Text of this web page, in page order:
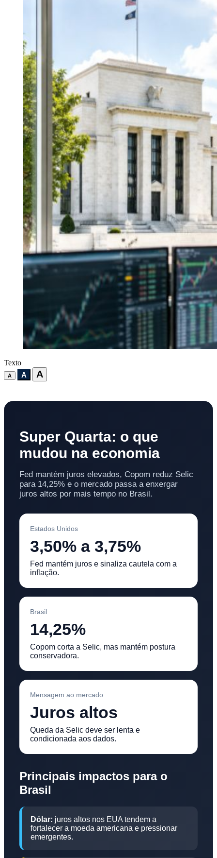
Texto
A A A
Super Quarta: o que
mudou na economia
Fed mantém juros elevados, Copom reduz Selic
para 14,25% e o mercado passa a enxergar
juros altos por mais tempo no Brasil.
Estados Unidos
3,50% a 3,75%
Fed mantém juros e sinaliza cautela com a
inflação.
Brasil
14,25%
Copom corta a Selic, mas mantém postura
conservadora.
Mensagem ao mercado
Juros altos
Queda da Selic deve ser lenta e
condicionada aos dados.
Principais impactos para o
Brasil
Dólar: juros altos nos EUA tendem a
fortalecer a moeda americana e pressionar
emergentes.